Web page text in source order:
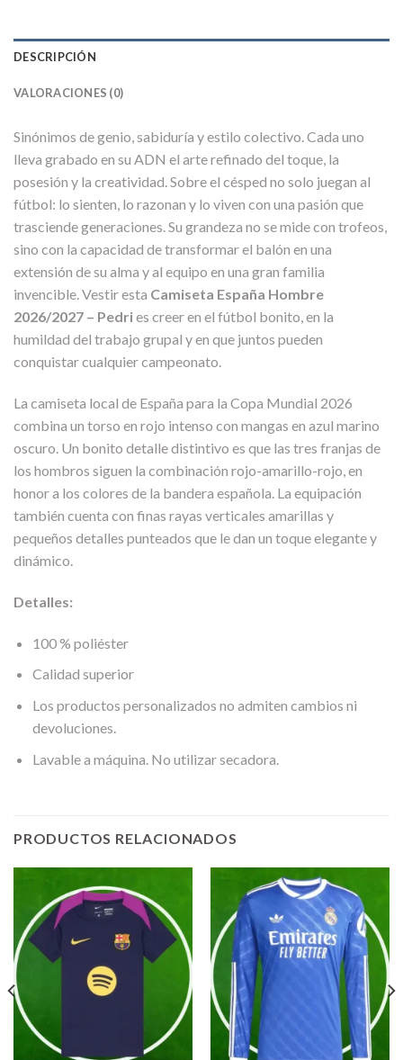
DESCRIPCIÓN
VALORACIONES (0)
Sinónimos de genio, sabiduría y estilo colectivo. Cada uno
lleva grabado en su ADN el arte refinado del toque, la
posesión y la creatividad. Sobre el césped no solo juegan al
fútbol: lo sienten, lo razonan y lo viven con una pasión que
trasciende generaciones. Su grandeza no se mide con trofeos,
sino con la capacidad de transformar el balón en una
extensión de su alma y al equipo en una gran familia
invencible. Vestir esta Camiseta España Hombre
2026/2027 – Pedries creer en el fútbol bonito, en la
humildad del trabajo grupal y en que juntos pueden
conquistar cualquier campeonato.
La camiseta local de España para la Copa Mundial 2026
combina un torso en rojo intenso con mangas en azul marino
oscuro. Un bonito detalle distintivo es que las tres franjas de
los hombros siguen la combinación rojo-amarillo-rojo, en
honor a los colores de la bandera española. La equipación
también cuenta con finas rayas verticales amarillas y
pequeños detalles punteados que le dan un toque elegante y
dinámico.
Detalles:
100 % poliéster
Calidad superior
Los productos personalizados no admiten cambios ni
devoluciones.
Lavable a máquina. No utilizar secadora.
PRODUCTOS RELACIONADOS